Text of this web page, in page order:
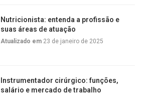
Nutricionista: entenda a profissão e
suas áreas de atuação
Atualizado em 23 de janeiro de 2025
Instrumentador cirúrgico: funções,
salário e mercado de trabalho